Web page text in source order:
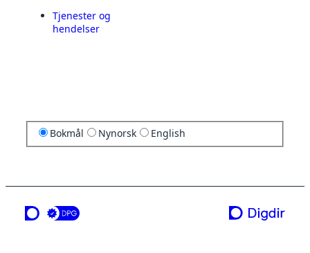
Tjenester og
hendelser
Bokmål Nynorsk English